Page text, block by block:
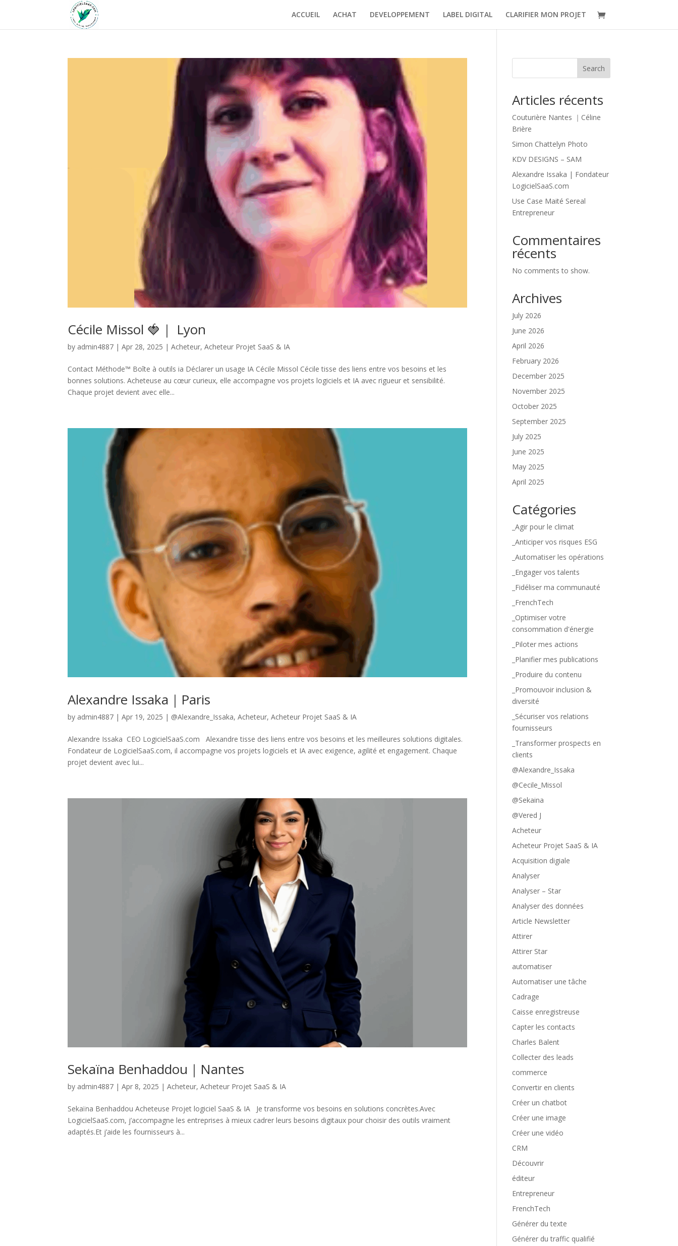
ACCUEIL ACHAT DEVELOPPEMENT LABEL DIGITAL CLARIFIER MON PROJET
Cécile Missol 🍓｜ Lyon
by admin4887 |Apr 28, 2025 |Acheteur,Acheteur Projet SaaS & IA
Contact Méthode™ Boîte à outils ia Déclarer un usage IA Cécile Missol Cécile tisse des liens entre vos besoins et les
bonnes solutions. Acheteuse au cœur curieux, elle accompagne vos projets logiciels et IA avec rigueur et sensibilité.
Chaque projet devient avec elle...
Alexandre Issaka｜Paris
by admin4887 |Apr 19, 2025 | @Alexandre_Issaka,Acheteur,Acheteur Projet SaaS & IA
Alexandre Issaka CEO LogicielSaaS.com Alexandre tisse des liens entre vos besoins et les meilleures solutions digitales.
Fondateur de LogicielSaaS.com, il accompagne vos projets logiciels et IA avec exigence, agilité et engagement. Chaque
projet devient avec lui...
Sekaïna Benhaddou｜Nantes
by admin4887 |Apr 8, 2025 |Acheteur,Acheteur Projet SaaS & IA
Sekaïna Benhaddou Acheteuse Projet logiciel SaaS & IA Je transforme vos besoins en solutions concrètes.Avec
LogicielSaaS.com, j’accompagne les entreprises à mieux cadrer leurs besoins digitaux pour choisir des outils vraiment
adaptés.Et j’aide les fournisseurs à...
Search
Articles récents
Couturière Nantes ｜Céline
Brière
Simon Chattelyn Photo
KDV DESIGNS – SAM
Alexandre Issaka | Fondateur
LogicielSaaS.com
Use Case Maité Sereal
Entrepreneur
Commentaires
récents
No comments to show.
Archives
July 2026
June 2026
April 2026
February 2026
December 2025
November 2025
October 2025
September 2025
July 2025
June 2025
May 2025
April 2025
Catégories
_Agir pour le climat
_Anticiper vos risques ESG
_Automatiser les opérations
_Engager vos talents
_Fidéliser ma communauté
_FrenchTech
_Optimiser votre
consommation d'énergie
_Piloter mes actions
_Planifier mes publications
_Produire du contenu
_Promouvoir inclusion &
diversité
_Sécuriser vos relations
fournisseurs
_Transformer prospects en
clients
@Alexandre_Issaka
@Cecile_Missol
@Sekaina
@Vered J
Acheteur
Acheteur Projet SaaS & IA
Acquisition digiale
Analyser
Analyser – Star
Analyser des données
Article Newsletter
Attirer
Attirer Star
automatiser
Automatiser une tâche
Cadrage
Caisse enregistreuse
Capter les contacts
Charles Balent
Collecter des leads
commerce
Convertir en clients
Créer un chatbot
Créer une image
Créer une vidéo
CRM
Découvrir
éditeur
Entrepreneur
FrenchTech
Générer du texte
Générer du traffic qualifié